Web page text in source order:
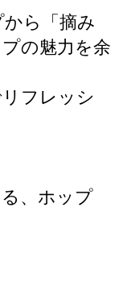
ら「摘み
の魅力を余
フレッシ
、ホップ